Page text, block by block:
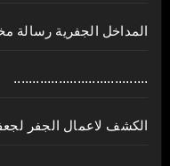
المداخل الجفرية
....................................
الكشف لاعمال الجفر